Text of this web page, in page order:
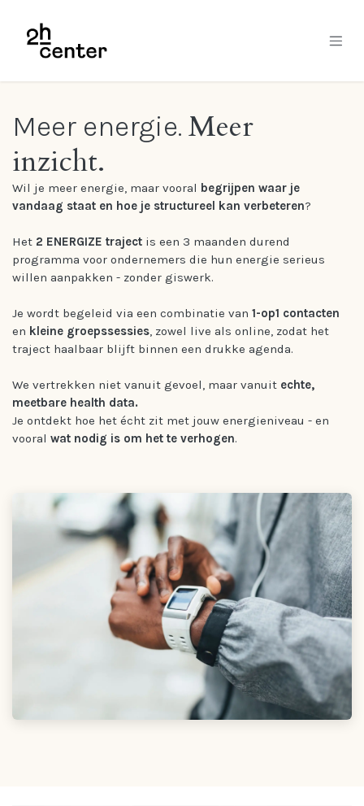
Meer energie. Meer
inzicht.
Wil je meer energie, maar vooral begrijpen waar je
vandaag staat en hoe je structureel kan verbeteren?
Het 2 ENERGIZE traject is een 3 maanden durend
programma voor ondernemers die hun energie serieus
willen aanpakken - zonder giswerk.
Je wordt begeleid via een combinatie van 1-op1 contacten
en kleine groepssessies, zowel live als online, zodat het
traject haalbaar blijft binnen een drukke agenda.
We vertrekken niet vanuit gevoel, maar vanuit echte,
meetbare health data.
Je ontdekt hoe het écht zit met jouw energieniveau - en
vooral wat nodig is om het te verhogen.